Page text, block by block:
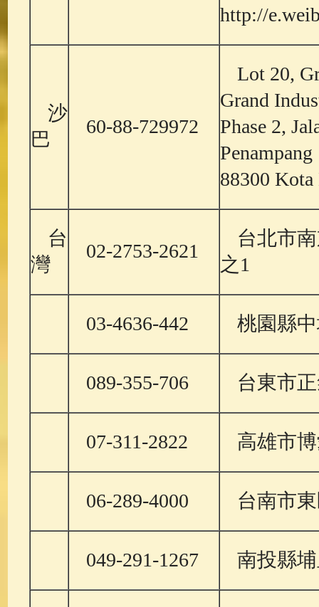
http://
沙
巴
60-88-729972
Lot 20,
Grand
Phase 2,
Penampang
88300 Kota
台
灣
02-2753-2621
台北市
之1
03-4636-442 桃園縣
089-355-706 台東市
07-311-2822 高雄市
06-289-4000 台南市
049-291-1267 南投縣